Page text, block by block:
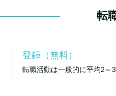
転
登録（無料）
転職活動は一般的に平均2